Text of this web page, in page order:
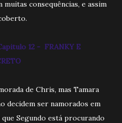
consequências, e assim
12 - FRANKY E
de Chris, mas Tamara
decidem ser namorados em
Segundo está procurando